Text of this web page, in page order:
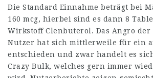
Die Standard Einnahme beträgt bei
160 mcg, hierbei sind es dann 8
Wirkstoff Clenbuterol. Das Angro der
Nutzer hat sich mittlerweile für ein
entschieden und zwar handelt es
Crazy Bulk, welches gern immer